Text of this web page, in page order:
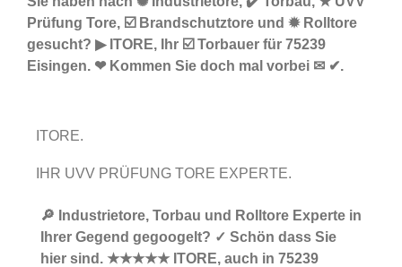
Prüfung Tore, ☑️ Brandschutztore und ✹ Rolltore
gesucht? ▶︎ ITORE, Ihr ☑️ Torbauer für 75239
Eisingen. ❤ Kommen Sie doch mal vorbei ✉ ✔.
ITORE.
IHR UVV PRÜFUNG TORE EXPERTE.
🔎 Industrietore, Torbau und Rolltore Experte in
Ihrer Gegend gegoogelt? ✓ Schön dass Sie
hier sind. ★★★★★ ITORE, auch in 75239